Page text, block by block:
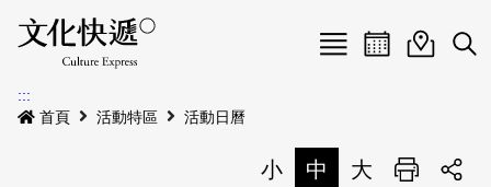
Menu
最新公告
活動日曆活動地圖
展
:::
首頁
活動特區 活動日曆
小 中 大 列印